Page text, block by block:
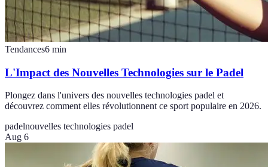
Tendances6 min
L'Impact des Nouvelles Technologies sur le Padel
Plongez dans l'univers des nouvelles technologies padel et
découvrez comment elles révolutionnent ce sport populaire en 2026.
padelnouvelles technologies padel
Aug 6